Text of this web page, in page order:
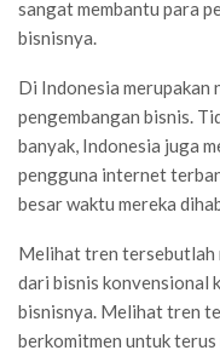
sangat membantu para
bisnisnya.
Di Indonesia
pengembangan bisnis.
banyak, Indonesia juga
pengguna internet
besar waktu mereka
Melihat tren tersebutlah
dari bisnis konvensional
bisnisnya. Melihat tren
berkomitmen untuk